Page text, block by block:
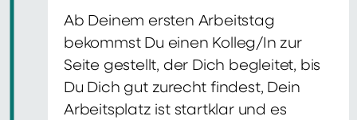
Ab Deinem ersten Arbeitstag
bekommst Du einen Kolleg/In zur
Seite gestellt, der Dich begleitet, bis
Du Dich gut zurecht findest, Dein
Arbeitsplatz ist startklar und es